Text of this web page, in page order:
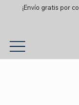
¡Envío gratis por